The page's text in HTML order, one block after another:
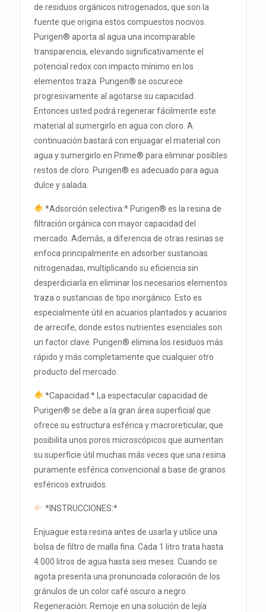
de residuos orgánicos nitrogenados, que son la
fuente que origina estos compuestos nocivos.
Purigen® aporta al agua una incomparable
transparencia, elevando significativamente el
potencial redox con impacto mínimo en los
elementos traza. Purigen® se oscurece
progresivamente al agotarse su capacidad.
Entonces usted podrá regenerar fácilmente este
material al sumergirlo en agua con cloro. A
continuación bastará con enjuagar el material con
agua y sumergirlo en Prime® para eliminar posibles
restos de cloro. Purigen® es adecuado para agua
dulce y salada.
*Adsorción selectiva:* Purigen® es la resina de
filtración orgánica con mayor capacidad del
mercado. Además, a diferencia de otras resinas se
enfoca principalmente en adsorber sustancias
nitrogenadas, multiplicando su eficiencia sin
desperdiciarla en eliminar los necesarios elementos
traza o sustancias de tipo inorgánico. Esto es
especialmente útil en acuarios plantados y acuarios
de arrecife, donde estos nutrientes esenciales son
un factor clave. Purigen® elimina los residuos más
rápido y más completamente que cualquier otro
producto del mercado.
*Capacidad:* La espectacular capacidad de
Purigen® se debe a la gran área superficial que
ofrece su estructura esférica y macroreticular, que
posibilita unos poros microscópicos que aumentan
su superficie útil muchas más veces que una resina
puramente esférica convencional a base de granos
esféricos extruidos.
*INSTRUCCIONES:*
Enjuague esta resina antes de usarla y utilice una
bolsa de filtro de malla fina. Cada 1 litro trata hasta
4.000 litros de agua hasta seis meses. Cuando se
agota presenta una pronunciada coloración de los
gránulos de un color café oscuro a negro.
Regeneración: Remoje en una solución de lejía